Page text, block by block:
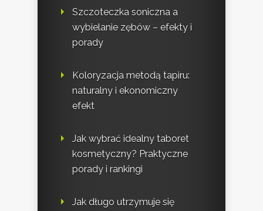
Szczoteczka soniczna a
wybielanie zębów – efekty i
porady
Koloryzacja metodą tapiru:
naturalny i ekonomiczny
efekt
Jak wybrać idealny taboret
kosmetyczny? Praktyczne
porady i rankingi
Jak długo utrzymuje się